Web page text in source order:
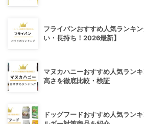
フライパンおすすめ人気ランキ
い・長持ち！2026最新】
マヌカハニーおすすめ人気ラン
高さを徹底比較・検証
ドッグフードおすすめ人気ラン